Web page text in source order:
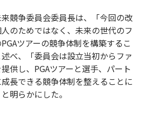
競争委員会委員長は、「今回の改
のためではなく、未来の世代のフ
ツアーの競争体制を構築するこ
べ、「委員会は設立当初からファ
供し、PGAツアーと選手、パート
長できる競争体制を整えることに
明らかにした。